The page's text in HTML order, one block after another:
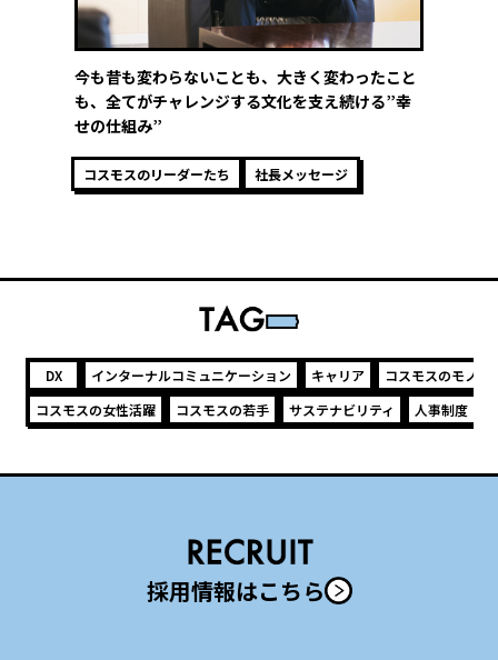
今も昔も変わらないことも、大きく変わったこと
も、全てがチャレンジする文化を支え続ける”幸
せの仕組み”
コスモスのリーダーたち 社長メッセージ
DX インターナルコミュニケーション キャリア
コスモスのモノづ
コスモスの女性活躍
コスモスの若手 サステナビリティ 人事制度
採用情報はこちら